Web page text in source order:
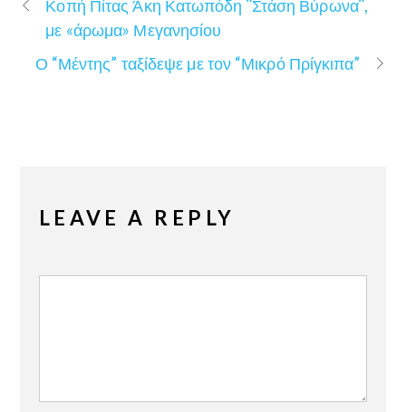
Κοπή Πίτας Άκη Κατωπόδη ¨Στάση Βύρωνα¨,
με «άρωμα» Μεγανησίου
Ο “Μέντης” ταξίδεψε με τον “Μικρό Πρίγκιπα”
LEAVE A REPLY